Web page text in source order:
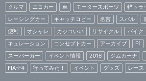
クルマ エコカー 車 モータースポーツ 軽トラ
レーシングカー
キャッチコピー 名言 スバル
便利
オシャレ カッコいい リサイクル バイク
キュレーション
コンセプトカー アーカイブ F1
スーパーカー
イベント情報 2016 ジムカーナ
FIA-F4
行ってみた！ イベント グッズ レース